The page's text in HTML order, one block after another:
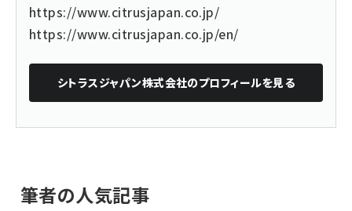
https://www.citrusjapan.co.jp/
https://www.citrusjapan.co.jp/en/
シトラスジャパン株式会社のプロフィールを見る
筆者の人気記事